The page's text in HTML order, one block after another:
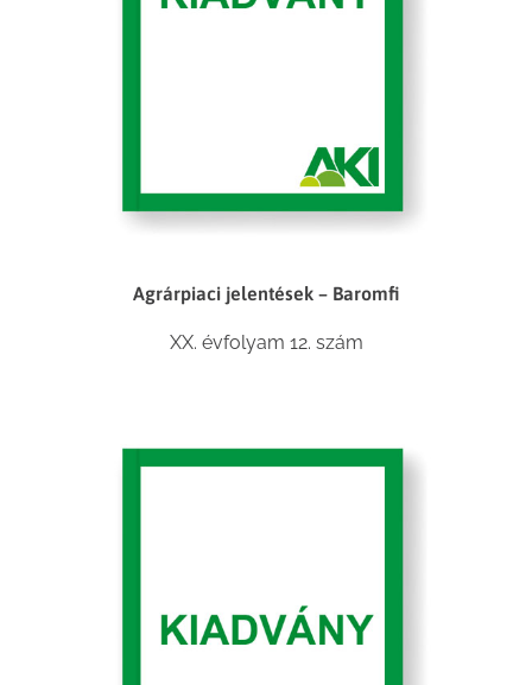
Agrárpiaci jelentések – Baromfi
XX. évfolyam 12. szám